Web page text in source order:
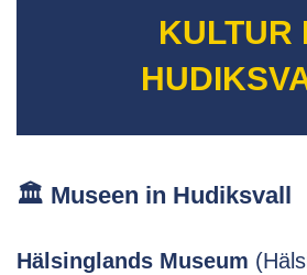
KULTUR
🏛️ Museen in Hudiksvall
Hälsinglands Museum
Rumänien West
Târgu Jiu
Petroșani
Diemrich